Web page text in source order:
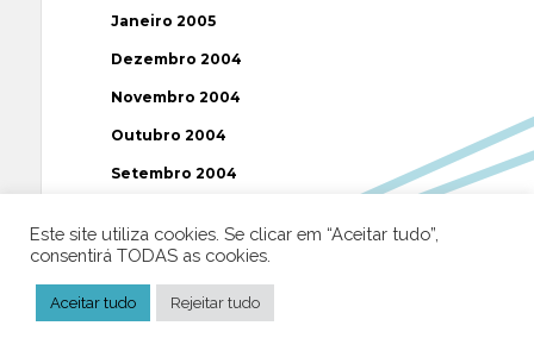
Janeiro 2005
Dezembro 2004
Novembro 2004
Outubro 2004
Setembro 2004
Julho 2004
Junho 2004
Maio 2004
Este site utiliza cookies. Se clicar em “Aceitar tudo”,
consentirá TODAS as cookies.
Aceitar tudo Rejeitar tudo